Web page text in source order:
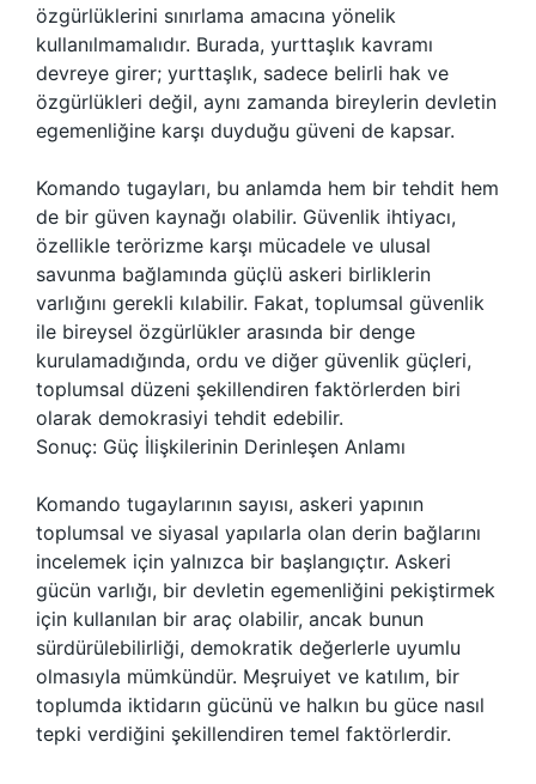
özgürlüklerini sınırlama amacına yönelik
kullanılmamalıdır. Burada, yurttaşlık kavramı
devreye girer; yurttaşlık, sadece belirli hak ve
özgürlükleri değil, aynı zamanda bireylerin devletin
egemenliğine karşı duyduğu güveni de kapsar.
Komando tugayları, bu anlamda hem bir tehdit hem
de bir güven kaynağı olabilir. Güvenlik ihtiyacı,
özellikle terörizme karşı mücadele ve ulusal
savunma bağlamında güçlü askeri birliklerin
varlığını gerekli kılabilir. Fakat, toplumsal güvenlik
ile bireysel özgürlükler arasında bir denge
kurulamadığında, ordu ve diğer güvenlik güçleri,
toplumsal düzeni şekillendiren faktörlerden biri
olarak demokrasiyi tehdit edebilir.
Sonuç: Güç İlişkilerinin Derinleşen Anlamı
Komando tugaylarının sayısı, askeri yapının
toplumsal ve siyasal yapılarla olan derin bağlarını
incelemek için yalnızca bir başlangıçtır. Askeri
gücün varlığı, bir devletin egemenliğini pekiştirmek
için kullanılan bir araç olabilir, ancak bunun
sürdürülebilirliği, demokratik değerlerle uyumlu
olmasıyla mümkündür. Meşruiyet ve katılım, bir
toplumda iktidarın gücünü ve halkın bu güce nasıl
tepki verdiğini şekillendiren temel faktörlerdir.